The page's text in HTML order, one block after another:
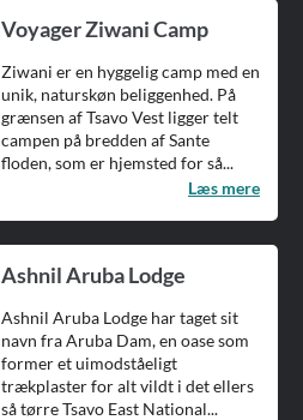
Voyager Ziwani Camp
Ziwani er en hyggelig camp med en
unik, naturskøn beliggenhed. På
grænsen af Tsavo Vest ligger telt
campen på bredden af Sante
floden, som er hjemsted for så...
Læs mere
Ashnil Aruba Lodge
Ashnil Aruba Lodge har taget sit
navn fra Aruba Dam, en oase som
former et uimodståeligt
trækplaster for alt vildt i det ellers
så tørre Tsavo East National...